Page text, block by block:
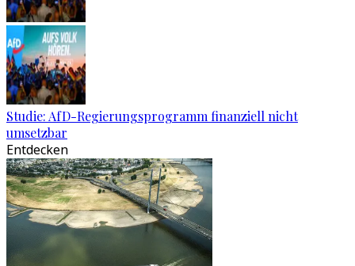
Studie: AfD-Regierungsprogramm finanziell nicht
umsetzbar
Entdecken